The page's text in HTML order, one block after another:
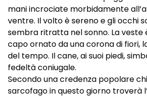
mani incrociate morbidamente
ventre. Il volto è sereno e gli occhi
sembra ritratta nel sonno. La veste
capo ornato da una corona di fiori,
del tempo. Il cane, ai suoi piedi,
fedeltà coniugale.
Secondo una credenza popolare
sarcofago in questo giorno troverà